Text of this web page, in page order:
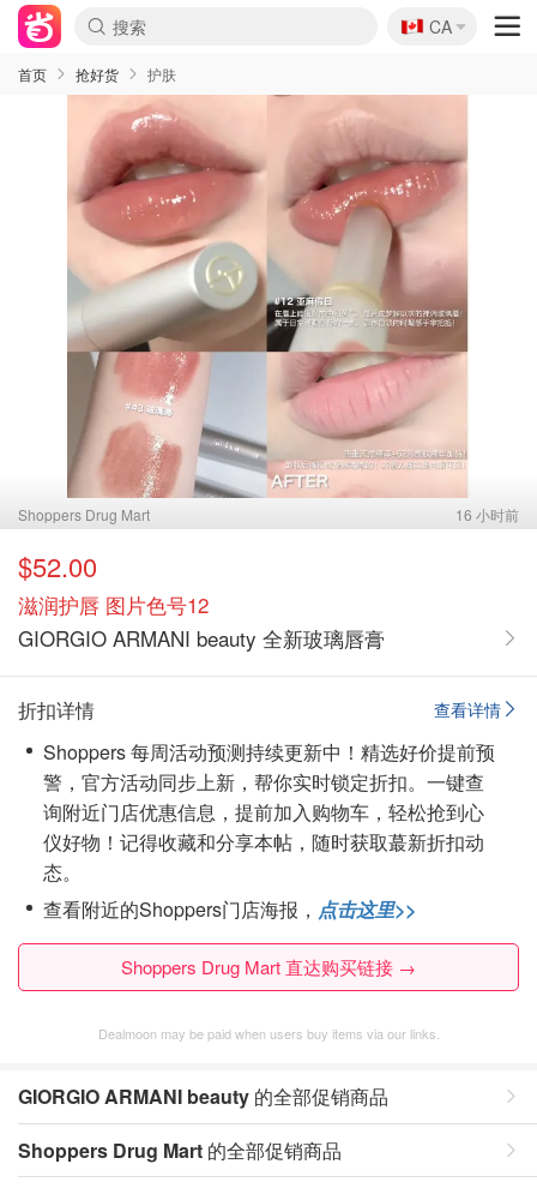
🇨🇦
CA
首页 抢好货 护肤
Shoppers Drug Mart 16 小时前
$52.00
滋润护唇 图片色号12
GIORGIO ARMANI beauty 全新玻璃唇膏
查看详情
折扣详情
Shoppers 每周活动预测持续更新中！精选好价提前预
警，官方活动同步上新，帮你实时锁定折扣。一键查
询附近门店优惠信息，提前加入购物车，轻松抢到心
仪好物！ 记得收藏和分享本帖，随时获取蕞新折扣动
态。
查看附近的Shoppers门店海报， 点击这里>>
Shoppers Drug Mart 直达购买链接 →
Dealmoon may be paid when users buy items via our links.
GIORGIO ARMANI beauty 的全部促销商品
Shoppers Drug Mart 的全部促销商品